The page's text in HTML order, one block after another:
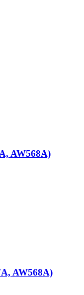
AW568A)
AW568A)